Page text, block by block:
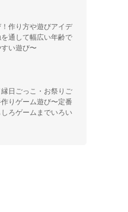
作り方や遊びアイデ
通して幅広い年齢で
い遊び〜
日ごっこ・お祭りご
作りゲーム遊び〜定番
ろゲームまでいろい